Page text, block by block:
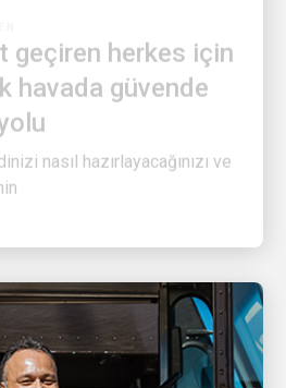
havada güvende
nasıl hazırlayacağınızı ve